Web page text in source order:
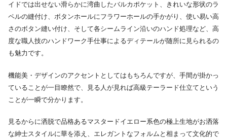
イドでは出せない滑らかに湾曲したバルカポケット、きれいな形状のラ
ペルの縫付け、ボタンホールにフラワーホールの手かがり、使い易い高
さのボタン縫い付け、そして各シームライン沿いのハンド処理など、高
度な職人技のハンドワーク手仕事によるディテールが随所に見られるの
も魅力です。
機能美・デザインのアクセントとしてはもちろんですが、手間が掛かっ
ていることが一目瞭然で、見る人が見れば高級テーラード仕立てという
ことが一瞬で分かります。
見るからに洒脱で品格あるマスタードイエロー系色の極上生地がお洒落
な紳士スタイルに華を添え、エレガントなフォルムと相まって文化的で